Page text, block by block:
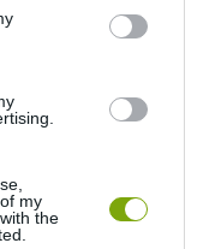
my
the
MAGYARORSZÁG
MI EZ A LÁTHATATLAN
ÉS MI TÖRTÉNIK